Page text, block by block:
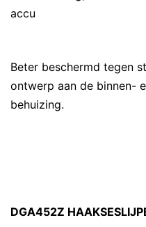
accu
Beter beschermd tegen
ontwerp aan de binnen-
behuizing.
DGA452Z